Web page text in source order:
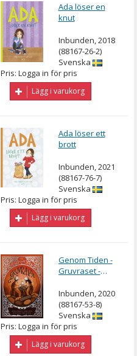
Ada löser en
knut
Inbunden, 2018
(88167-26-2)
Svenska
Pris: Logga in för pris
Lägg i varukorg
Ada löser ett
brott
Inbunden, 2021
(88167-76-7)
Svenska
Pris: Logga in för pris
Lägg i varukorg
Genom Tiden -
Gruvraset -
Silvergruva
Inbunden, 2020
(88167-53-8)
Svenska
Pris: Logga in för pris
Lägg i varukorg